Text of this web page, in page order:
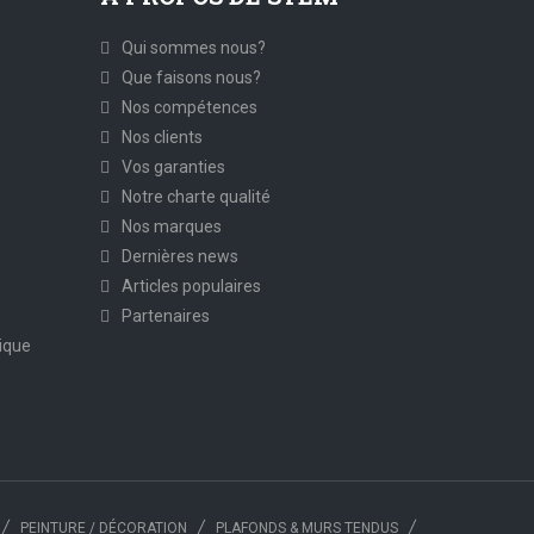
Qui sommes nous?
Que faisons nous?
Nos compétences
Nos clients
Vos garanties
Notre charte qualité
Nos marques
Dernières news
Articles populaires
Partenaires
PEINTURE / DÉCORATION PLAFONDS & MURS TENDUS